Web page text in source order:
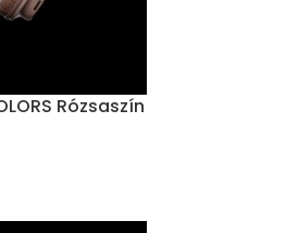
Rózsaszín